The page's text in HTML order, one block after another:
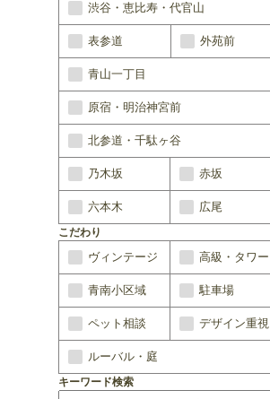
渋谷・恵比寿・代官山
表参道 外苑前
青山一丁目
原宿・明治神宮前
北参道・千駄ヶ谷
乃木坂 赤坂
六本木 広尾
こだわり
ヴィンテージ 高級・タワー
青南小区域 駐車場
ペット相談 デザイン重視
ルーバル・庭
キーワード検索